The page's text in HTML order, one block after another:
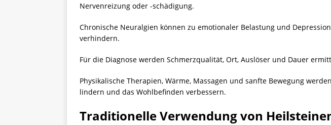
Nervenreizung oder -schädigung.
Chronische Neuralgien können zu emotionaler Belastung und
verhindern.
Für die Diagnose werden Schmerzqualität, Ort, Auslöser und Dauer
Physikalische Therapien, Wärme, Massagen und sanfte Bewegung
lindern und das Wohlbefinden verbessern.
Traditionelle Verwendung von